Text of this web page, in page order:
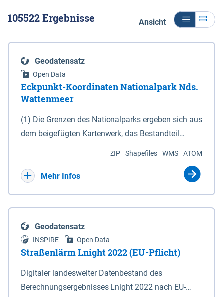
105522Ergebnisse Ansicht
Geodatensatz
Open Data
Eckpunkt-Koordinaten Nationalpark Nds.
Wattenmeer
(1) Die Grenzen des Nationalparks ergeben sich aus
dem beigefügten Kartenwerk, das Bestandteil
(DTK) im Maßstab 1 : 100 000 (Anlage 2), 2.
verkleinerte Amtliche Karte 1 : 5 000 (AK5) im
projizierte Koordinaten im Europäischen
Terrestrischen Referenzsystem 1989 (ETRS 89) mit
der Universalen Transversalen Mercator-Abbildung
bezogen auf die Zone 32 N (UTM 32N) dargestellt
(Anlage 4); Gleiches gilt für die geografischen
ATOM
WMS
Shapefiles
ZIP
Mehr Infos
Geodatensatz
INSPIRE Open Data
Straßenlärm Lnight 2022 (EU-Pflicht)
Digitaler landesweiter Datenbestand des
Berechnungsergebnisses Lnight 2022 nach EU-